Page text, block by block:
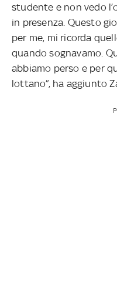
studente e non vedo
in presenza. Questo
per me, mi ricorda
quando sognavamo.
abbiamo perso e per
lottano”, ha aggiunto